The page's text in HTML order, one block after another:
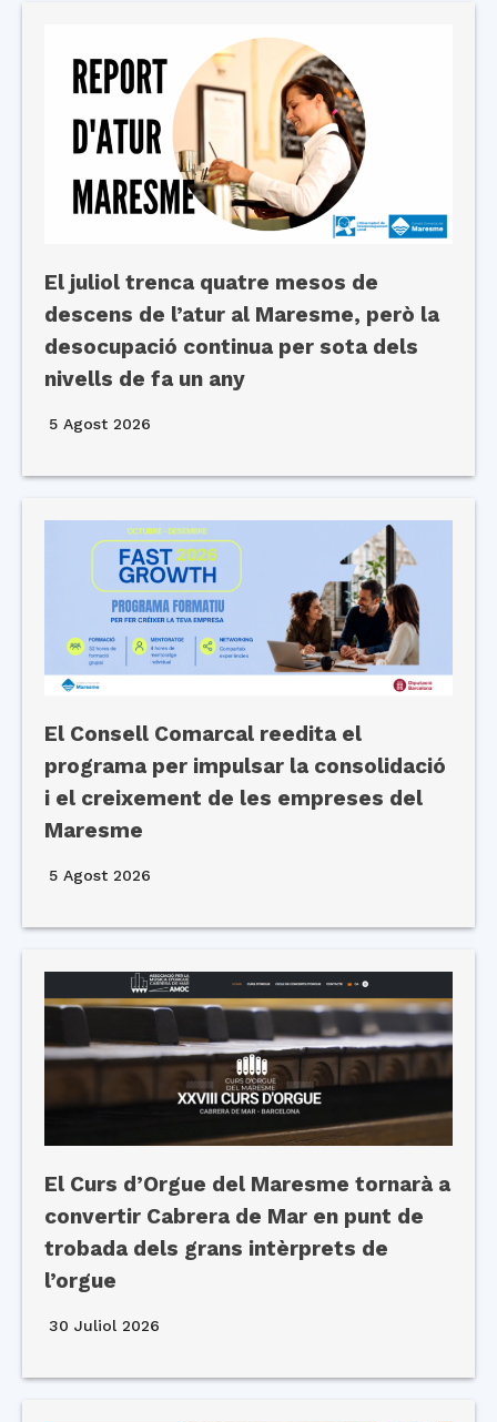
El juliol trenca quatre mesos de
descens de l’atur al Maresme, però la
desocupació continua per sota dels
nivells de fa un any
5 Agost 2026
El Consell Comarcal reedita el
programa per impulsar la consolidació
i el creixement de les empreses del
Maresme
5 Agost 2026
El Curs d’Orgue del Maresme tornarà a
convertir Cabrera de Mar en punt de
trobada dels grans intèrprets de
l’orgue
30 Juliol 2026